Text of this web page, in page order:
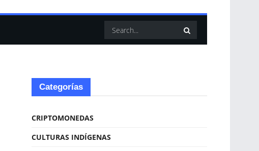
Categorías
CRIPTOMONEDAS
CULTURAS INDÍGENAS